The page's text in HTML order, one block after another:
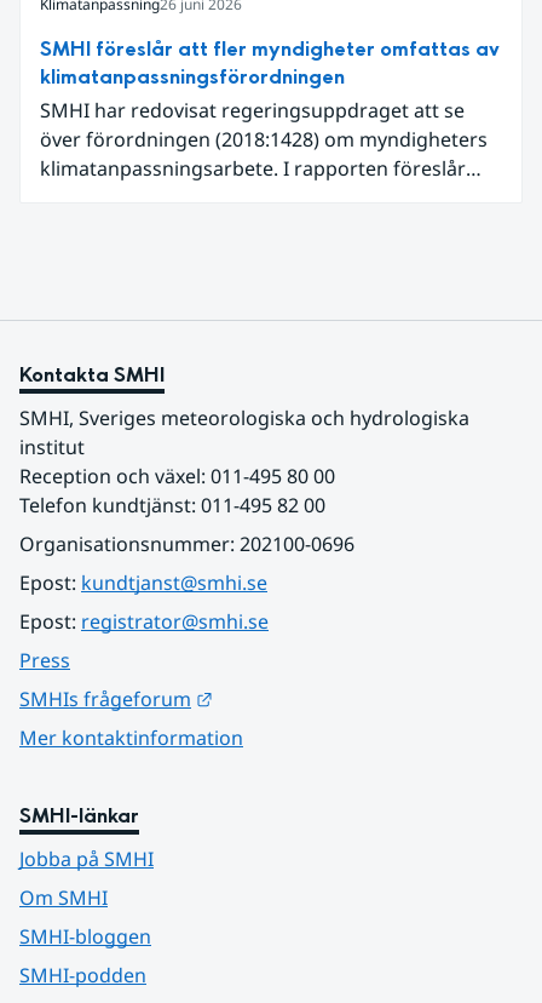
Klimatanpassning26 juni 2026
SMHI föreslår att fler myndigheter omfattas av
klimatanpassningsförordningen
SMHI har redovisat regeringsuppdraget att se
över förordningen (2018:1428) om myndigheters
klimatanpassningsarbete. I rapporten föreslår
Kontakta SMHI
SMHI, Sveriges meteorologiska och hydrologiska
institut
Reception och växel: 011-495 80 00
Telefon kundtjänst: 011-495 82 00
Organisationsnummer: 202100-0696
Epost: kundtjanst@smhi.se
Epost: registrator@smhi.se
Press
SMHIs frågeforum
Mer kontaktinformation
SMHI-länkar
Jobba på SMHI
Om SMHI
SMHI-bloggen
SMHI-podden